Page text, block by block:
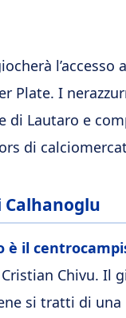
Plate. I
Lautaro e
di
il
Chivu. Il
si tratti di